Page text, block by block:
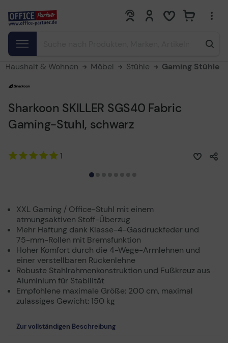
0 0
Haushalt & Wohnen Möbel Stühle Gaming Stühle
Sharkoon SKILLER SGS40 Fabric
Gaming-Stuhl, schwarz
1
XXL Gaming / Office-Stuhl mit einem
atmungsaktiven Stoff-Überzug
Mehr Haftung dank Klasse-4-Gasdruckfeder und
75-mm-Rollen mit Bremsfunktion
Hoher Komfort durch die 4-Wege-Armlehnen und
einer verstellbaren Rückenlehne
Robuste Stahlrahmenkonstruktion und Fußkreuz aus
Aluminium für Stabilität
Empfohlene maximale Größe: 200 cm, maximal
zulässiges Gewicht: 150 kg
Zur vollständigen Beschreibung